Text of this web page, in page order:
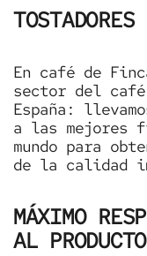
En café de
sector del
España:
a las mejores
mundo para
de la calidad
MÁXIMO
AL PRODUCTO